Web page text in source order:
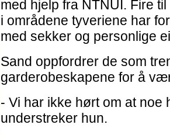
med hjelp fra NTNUI. Fire
i områdene tyveriene har
med sekker og personlige
Sand oppfordrer de som
garderobeskapene for å
- Vi har ikke hørt om at noe
understreker hun.